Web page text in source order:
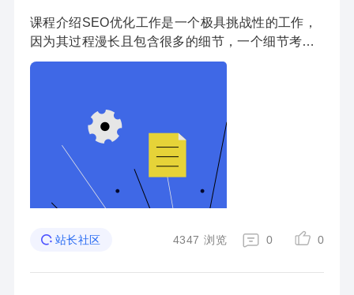
课程介绍SEO优化工作是一个极具挑战性的工作，
因为其过程漫长且包含很多的细节，一个细节考虑
不到就可能导致整个网站优化工作功亏一篑；本次
站长社区 4347 浏览 0 0